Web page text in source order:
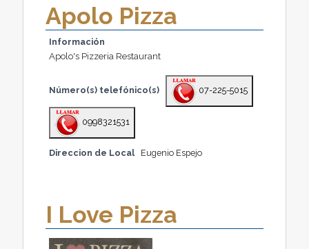
Apolo Pizza
Información
Apolo's Pizzeria Restaurant
Número(s) telefónico(s) 07-225-5015
0998321531
Direccion de Local Eugenio Espejo
I Love Pizza